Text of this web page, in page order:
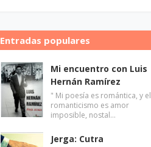
Entradas populares
Mi encuentro con Luis
Hernán Ramírez
" Mi poesía es romántica, y el
romanticismo es amor
imposible, nostal…
Jerga: Cutra